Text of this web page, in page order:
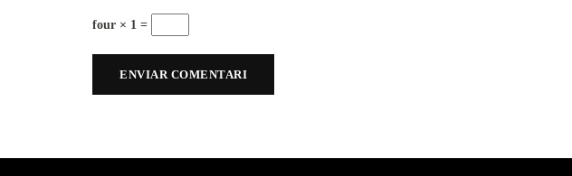
four × 1 =